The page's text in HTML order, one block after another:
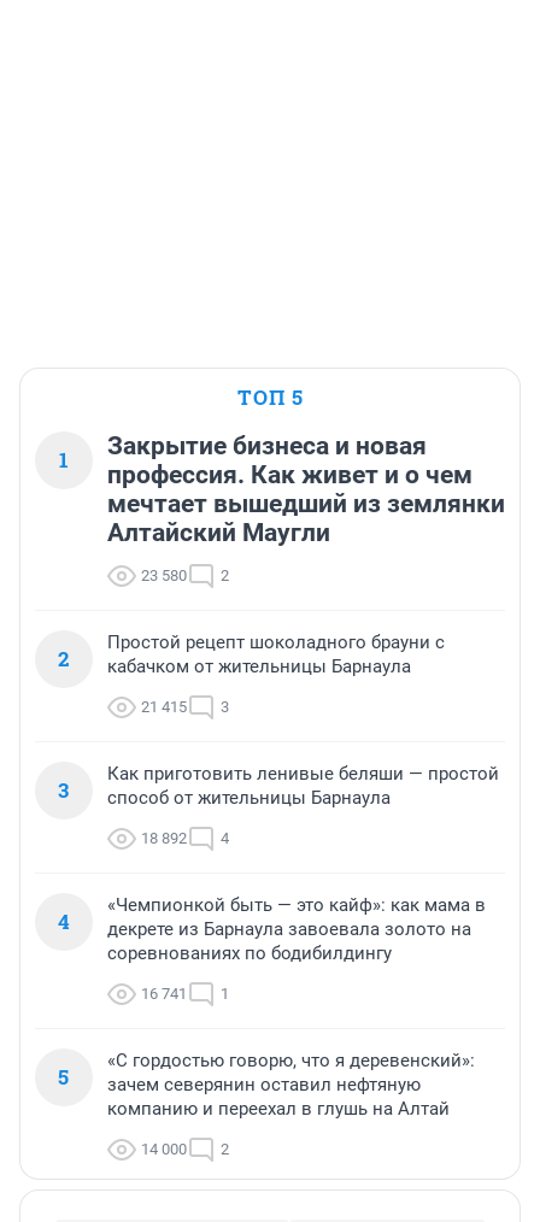
ТОП 5
1
Закрытие бизнеса и новая
профессия. Как живет и о чем
мечтает вышедший из землянки
Алтайский Маугли
23 580 2
2
Простой рецепт шоколадного брауни с
кабачком от жительницы Барнаула
21 415 3
3
Как приготовить ленивые беляши — простой
способ от жительницы Барнаула
18 892 4
4
«Чемпионкой быть — это кайф»: как мама в
декрете из Барнаула завоевала золото на
соревнованиях по бодибилдингу
16 741 1
5
«С гордостью говорю, что я деревенский»:
зачем северянин оставил нефтяную
компанию и переехал в глушь на Алтай
14 000 2